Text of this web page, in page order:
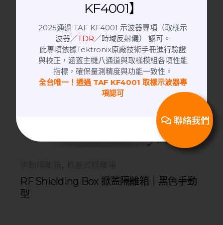
RF Shielding Box 掀蓋隔離箱｜黑色手動
型
KF4001】
2025通過 TAF KF4001 示波器專項（取樣示
波器／TDR／時域反射儀） 認可。
此專項依據Tektronix原廠技術手冊進行驗證
與校正，涵蓋主機八通道與取樣模組各項性能
指標，確保量測精度與功能一致性。
全台唯一！通過 TAF KF4001 取樣示波器專
項認可
聯絡我們